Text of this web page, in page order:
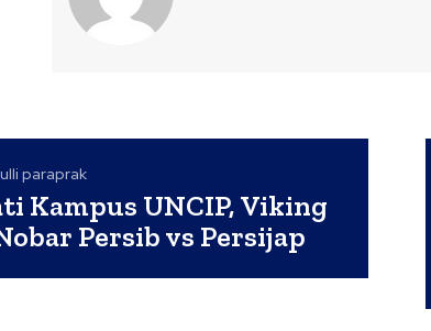
paraprak
Kampus UNCIP, Viking
Persib vs Persijap